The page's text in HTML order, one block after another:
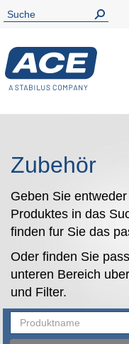
Zubehör
Geben Sie
Produktes in das
finden fur Sie das
Oder finden Sie
unteren Bereich
und Filter.